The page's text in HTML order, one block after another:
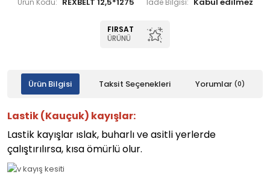
Ürün Kodu: REXBELT 12,5*1275 İade Bilgisi:
FIRSAT
ÜRÜNÜ
Ürün Bilgisi Taksit Seçenekleri Yorumlar (0)
Lastik (Kauçuk) kayışlar:
Lastik kayışlar ıslak, buharlı ve asitli yerlerde
çalıştırılırsa, kısa ömürlü olur.